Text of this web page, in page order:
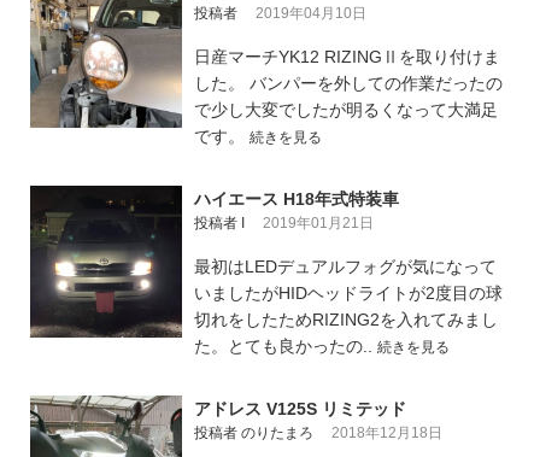
投稿者 2019年04月10日
日産マーチYK12 RIZINGⅡを取り付けま
した。 バンパーを外しての作業だったの
で少し大変でしたが明るくなって大満足
です。 続きを見る
ハイエース H18年式特装車
投稿者 I 2019年01月21日
最初はLEDデュアルフォグが気になって
いましたがHIDヘッドライトが2度目の球
切れをしたためRIZING2を入れてみまし
た。とても良かったの.. 続きを見る
アドレス V125S リミテッド
投稿者 のりたまろ 2018年12月18日